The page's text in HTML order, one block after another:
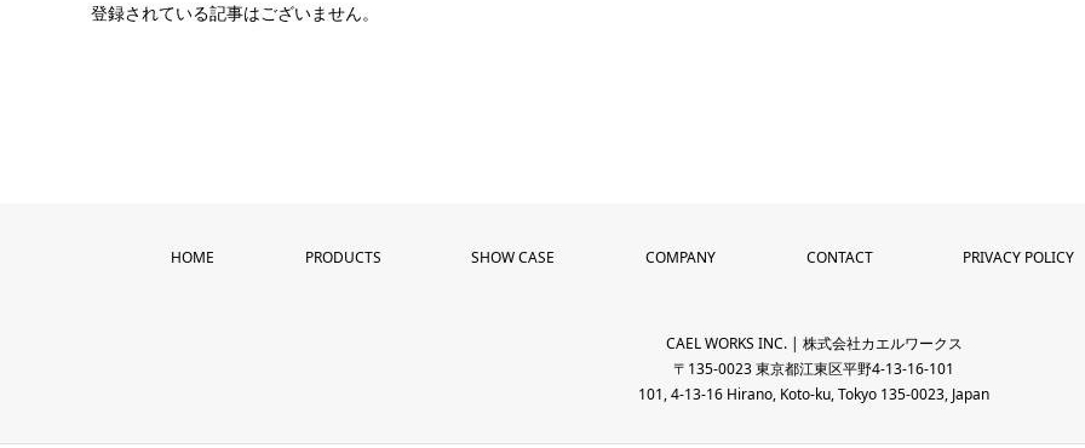
登録されている記事はございません。
HOME PRODUCTS SHOW CASE COMPANY CONTACT PRIVACY POLICY
CAEL WORKS INC. | 株式会社カエルワークス
〒135-0023 東京都江東区平野4-13-16-101
101, 4-13-16 Hirano, Koto-ku, Tokyo 135-0023, Japan